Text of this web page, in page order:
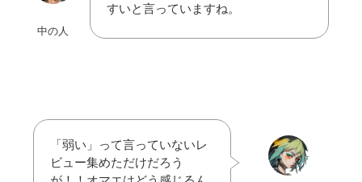
すいと言っていますね。
中の人
「弱い」って言っていないレ
ビュー集めただけだろう